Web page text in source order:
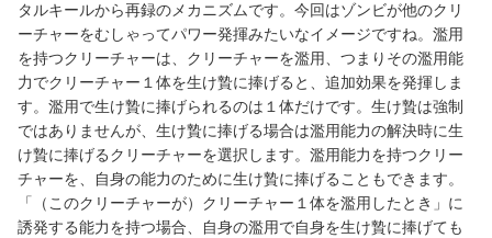
タルキールから再録のメカニズムです。今回はゾンビが他のクリ
ーチャーをむしゃってパワー発揮みたいなイメージですね。濫用
を持つクリーチャーは、クリーチャーを濫用、つまりその濫用能
力でクリーチャー１体を生け贄に捧げると、追加効果を発揮しま
す。濫用で生け贄に捧げられるのは１体だけです。生け贄は強制
ではありませんが、生け贄に捧げる場合は濫用能力の解決時に生
け贄に捧げるクリーチャーを選択します。濫用能力を持つクリー
チャーを、自身の能力のために生け贄に捧げることもできます。
「（このクリーチャーが）クリーチャー１体を濫用したとき」に
誘発する能力を持つ場合、自身の濫用で自身を生け贄に捧げても